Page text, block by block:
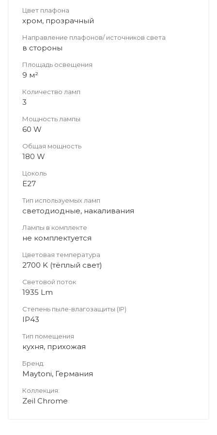
Цвет плафона
хром, прозрачный
Направление плафонов/ источников света
в стороны
Площадь освещения
9 м²
Количество ламп
3
Мощность лампы
60 W
Общая мощность
180 W
Цоколь
Е27
Тип используемых ламп
светодиодные, накаливания
Лампы в комплекте
не комплектуется
Цветовая температура
2700 K (тёплый свет)
Световой поток
1935 Lm
Степень пыле-влагозащиты (IP)
IP43
Тип помещения
кухня, прихожая
Бренд:
Maytoni, Германия
Коллекция:
Zeil Chrome